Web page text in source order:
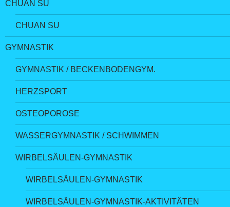
CHUAN SU
CHUAN SU
GYMNASTIK
GYMNASTIK / BECKENBODENGYM.
HERZSPORT
OSTEOPOROSE
WASSERGYMNASTIK / SCHWIMMEN
WIRBELSÄULEN-GYMNASTIK
WIRBELSÄULEN-GYMNASTIK
WIRBELSÄULEN-GYMNASTIK-AKTIVITÄTEN